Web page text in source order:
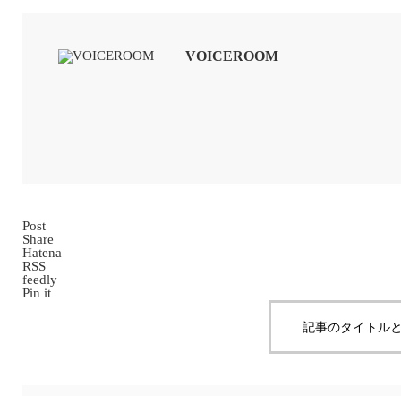
VOICEROOM
Post
Share
Hatena
RSS
feedly
Pin it
記事のタイトル